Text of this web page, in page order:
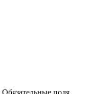
Обязательные поля